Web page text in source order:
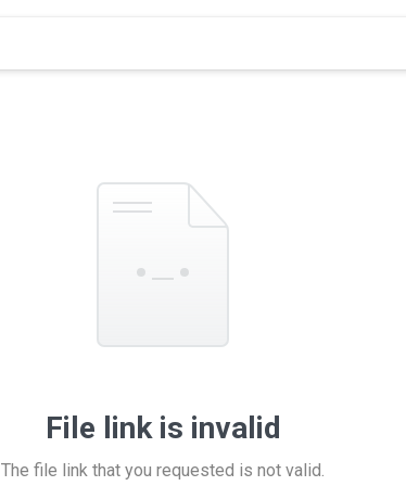
File link is invalid
The file link that you requested is not valid.